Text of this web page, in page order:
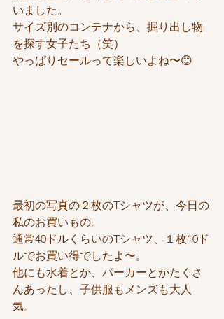
いました。
サイズ別のコンテナから、掘り出し物
を探す女子たち（笑）
やっぱりセールって楽しいよね〜😊
最初の写真の２枚のTシャツが、今日の
私のお買いもの。
通常40ドルくらいのTシャツ、１枚10ド
ルでお買い得でしたよ〜。
他にも水着とか、パーカーとかたくさ
んあったし、子供服もメンズも大人
気。